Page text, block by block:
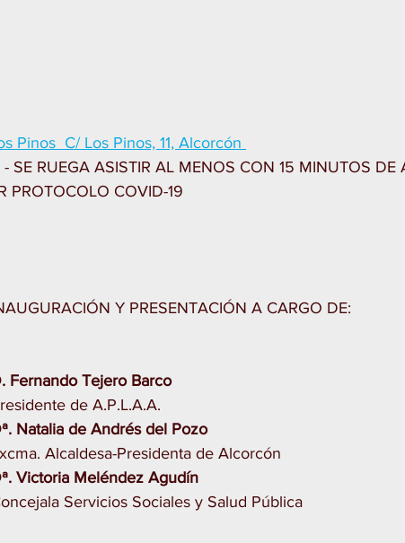
Pinos  C/ Los Pinos, 11, Alcorcón
- SE RUEGA ASISTIR AL MENOS CON 15 MINUTOS DE
PROTOCOLO COVID-19
Y PRESENTACIÓN A CARGO DE:
Fernando Tejero Barco
de A.P.L.A.A.
Natalia de Andrés del Pozo
Alcaldesa-Presidenta de Alcorcón
Victoria Meléndez Agudín
Servicios Sociales y Salud Pública